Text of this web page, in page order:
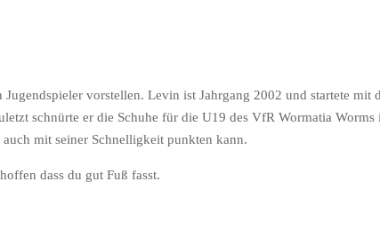
vorstellen. Levin ist Jahrgang 2002 und startete mit
schnürte er die Schuhe für die U19 des VfR Wormatia Worms
mit seiner Schnelligkeit punkten kann.
dass du gut Fuß fasst.